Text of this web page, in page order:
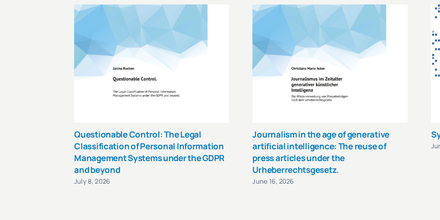
Questionable Control: The Legal
Classification of Personal Information
Management Systems under the GDPR
and beyond
July 8, 2026
Journalism in the age of generative
artificial intelligence: The reuse of
press articles under the
Urheberrechtsgesetz.
June 16, 2026